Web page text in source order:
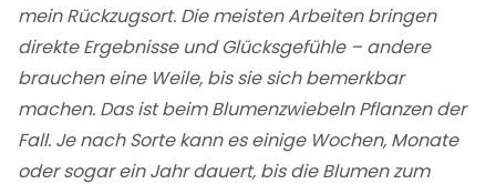
mein Rückzugsort. Die meisten Arbeiten bringen
direkte Ergebnisse und Glücksgefühle – andere
brauchen eine Weile, bis sie sich bemerkbar
machen. Das ist beim Blumenzwiebeln Pflanzen der
Fall. Je nach Sorte kann es einige Wochen, Monate
oder sogar ein Jahr dauert, bis die Blumen zum